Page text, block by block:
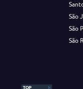
São
São
São